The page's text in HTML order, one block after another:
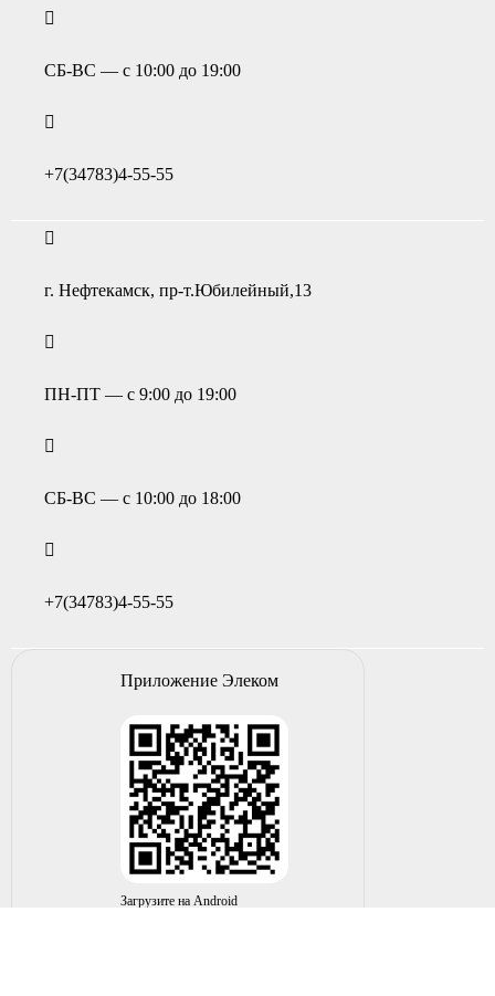
СБ-ВС — с 10:00 до 19:00
+7(34783)4-55-55
г. Нефтекамск, пр-т.Юбилейный,13
ПН-ПТ — с 9:00 до 19:00
СБ-ВС — с 10:00 до 18:00
+7(34783)4-55-55
Приложение Элеком
Загрузите на Android